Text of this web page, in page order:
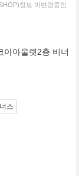
정보 미변경중인
아아울렛2층 비너
스